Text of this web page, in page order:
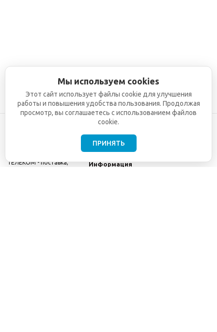
ТЕЛЕКОМ - поставка,
Информация
Мы используем cookies
Этот сайт использует файлы cookie для улучшения
работы и повышения удобства пользования. Продолжая
просмотр, вы соглашаетесь с использованием файлов
cookie.
ПРИНЯТЬ